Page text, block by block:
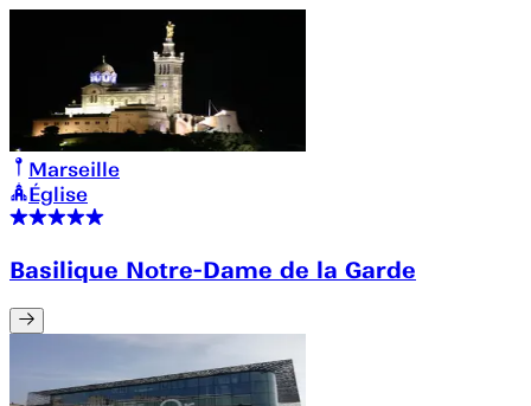
Marseille
Église
Basilique Notre-Dame de la Garde